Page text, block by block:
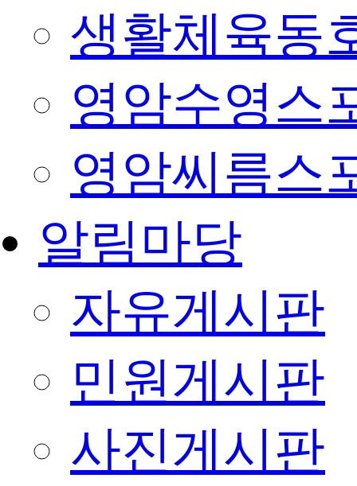
생활체육동
영암수영스
영암씨름스
알림마당
자유게시판
민원게시판
사진게시판